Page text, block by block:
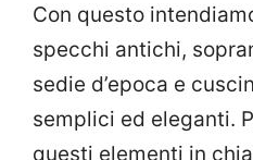
Con questo
specchi antichi,
sedie d’epoca e
semplici ed eleganti.
questi elementi in